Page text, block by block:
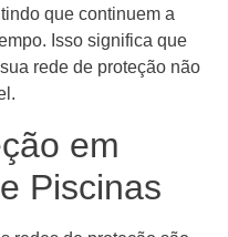
que continuem a
Isso significa que
rede de proteção não
em
Piscinas